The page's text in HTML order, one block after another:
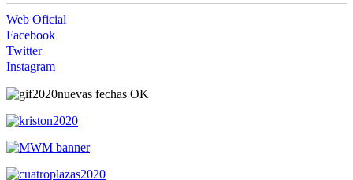
Web Oficial
Facebook
Twitter
Instagram